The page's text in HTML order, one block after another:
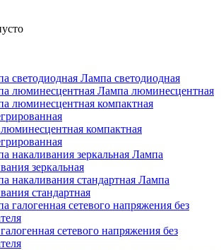
Лампа светодиодная
Лампа люминесцентная
компактная
Лампа
зеркальная
Лампа
стандартная
сетевого напряжения без